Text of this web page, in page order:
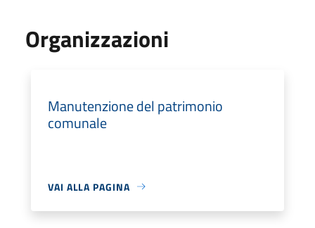
Organizzazioni
Manutenzione del patrimonio
comunale
VAI ALLA PAGINA